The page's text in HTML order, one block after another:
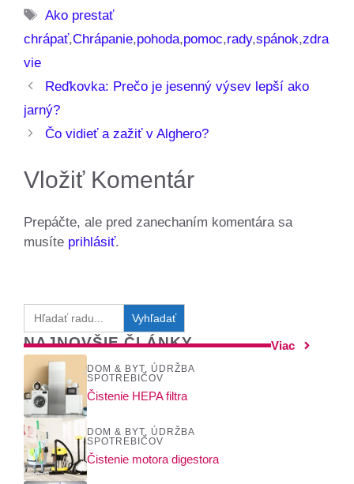
Značky
Ako prestať
chrápať,Chrápanie,pohoda,pomoc,rady,spánok,zdra
vie
Reďkovka: Prečo je jesenný výsev lepší ako
jarný?
Čo vidieť a zažiť v Alghero?
Vložiť Komentár
Prepáčte, ale pred zanechaním komentára sa
musíte prihlásiť.
Search
for:
NAJNOVŠIE ČLÁNKY Viac
DOM & BYT, ÚDRŽBA
SPOTREBIČOV
Čistenie HEPA filtra
DOM & BYT, ÚDRŽBA
SPOTREBIČOV
Čistenie motora digestora